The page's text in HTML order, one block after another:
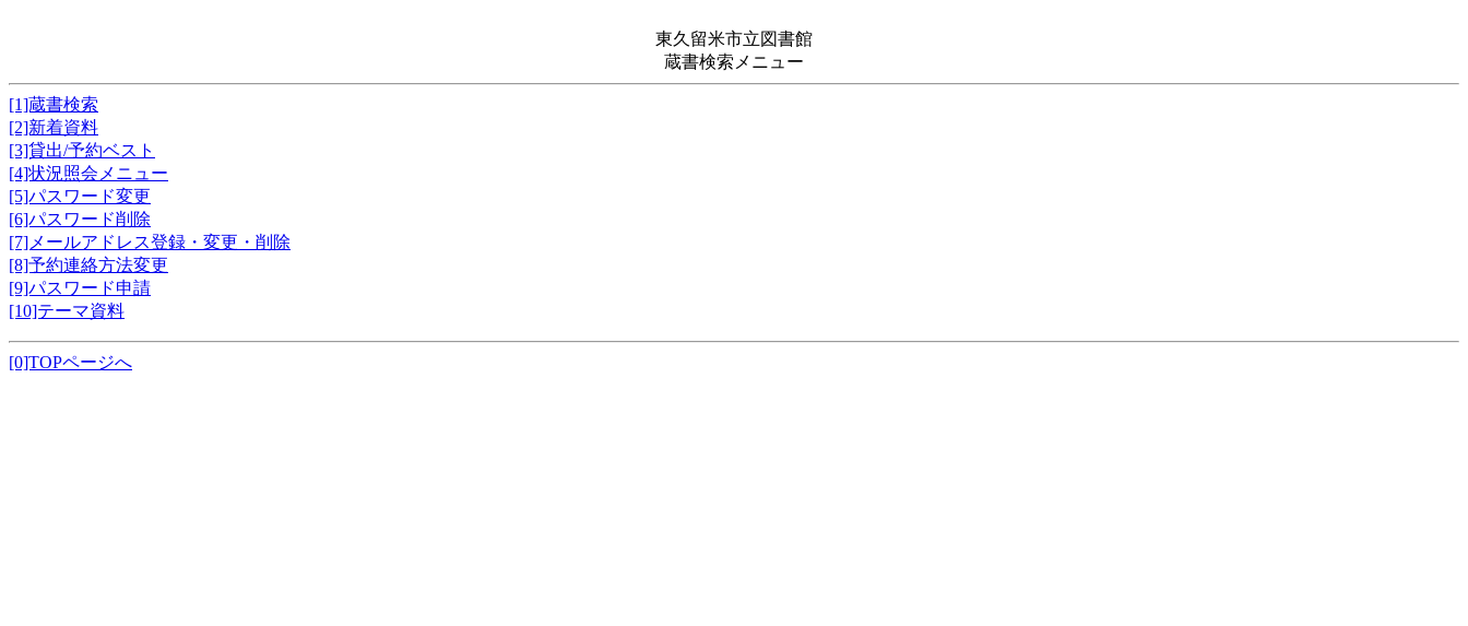
東久留米市立図書館
蔵書検索メニュー
[1]蔵書検索
[2]新着資料
[3]貸出/予約ベスト
[4]状況照会メニュー
[5]パスワード変更
[6]パスワード削除
[7]メールアドレス登録・変更・削除
[8]予約連絡方法変更
[9]パスワード申請
[10]テーマ資料
[0]TOPページへ